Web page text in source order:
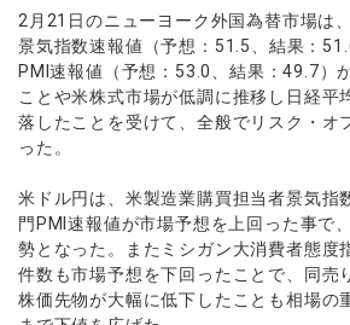
貴金属CFD
ソフトコモディティCFD
NEW
バトルCFD
取引時間
取引計算シミュレーター
注文執行ポリシー
経済指標・予測カレンダー
休眠口座と凍結口座
AXIORYポータル
ストライク インジケータ
MQLシグナル
NEW
通貨インデックス
マーケットニュース
コーポレートニュース
キャンペーン
トレードガイド
NEW
会社概要
役員紹介
お問合せ
よくあるご質問
日本語
عربى
English
Русский
Español
ไทย
Tiếng Việt
口座開設する
法人のお客様はこちら
2月21日のニューヨーク外国為替市場は
景気指数速報値（予想：51.5、結果：
PMI速報値（予想：53.0、結果：49.7）
ことや米株式市場が低調に推移し日経平
落したことを受けて、全般でリスク・オ
った。
米ドル円は、米製造業購買担当者景気指
門PMI速報値が市場予想を上回った事で
勢となった。またミシガン大消費者態度
件数も市場予想を下回ったことで、同売
株価先物が大幅に低下したことも相場の